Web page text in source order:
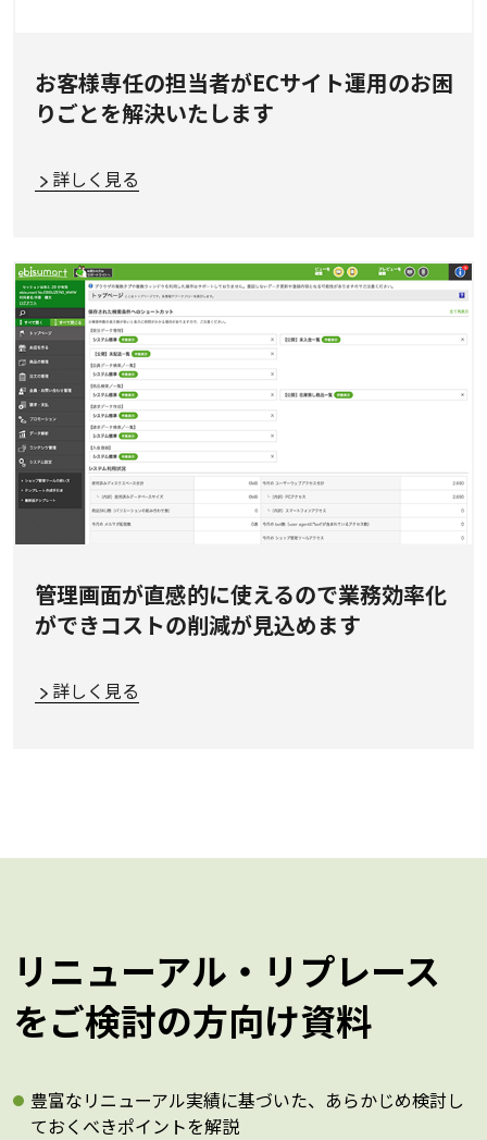
お客様専任の担当者がECサイト運用のお困
りごとを解決いたします
詳しく見る
管理画面が直感的に使えるので業務効率化
ができコストの削減が見込めます
詳しく見る
リニューアル・リプレース
をご検討の方向け資料
豊富なリニューアル実績に基づいた、あらかじめ検討し
ておくべきポイントを解説